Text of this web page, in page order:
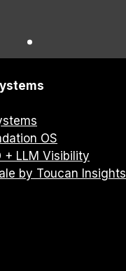
OS
+ LLM Visibility
by Toucan Insights